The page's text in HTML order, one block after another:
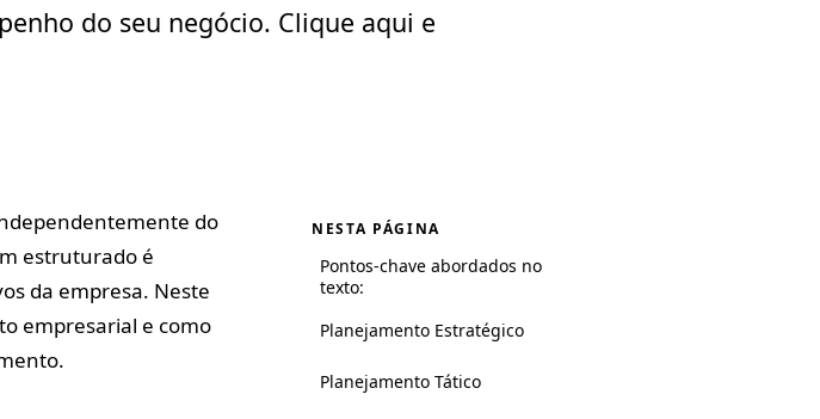
do seu negócio. Clique aqui e
do
estruturado é
da empresa. Neste
empresarial e como
NESTA PÁGINA
Pontos-chave abordados no
texto:
Planejamento Estratégico
Planejamento Tático